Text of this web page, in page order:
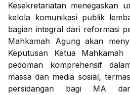
Kesekretariatan menegaskan
kelola komunikasi publik
bagian integral dari reformasi
Mahkamah Agung akan
Keputusan Ketua
pedoman komprehensif
massa dan media sosial,
persidangan bagi MA